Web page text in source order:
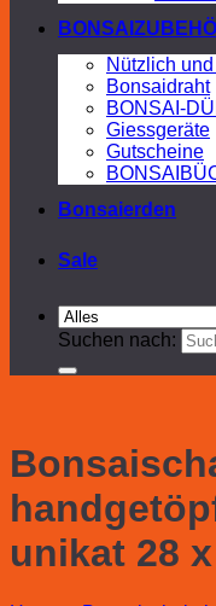
Nützlich
Bonsaidraht
BONSAI-
Giessgeräte
Gutscheine
Bonsaierden
Sale
Suchen nach:
unikat 28